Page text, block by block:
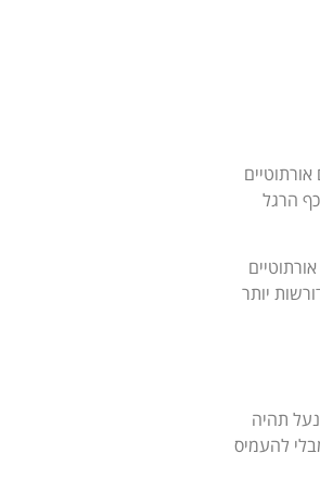
הרגל
יותר
תהיה
להעמיס